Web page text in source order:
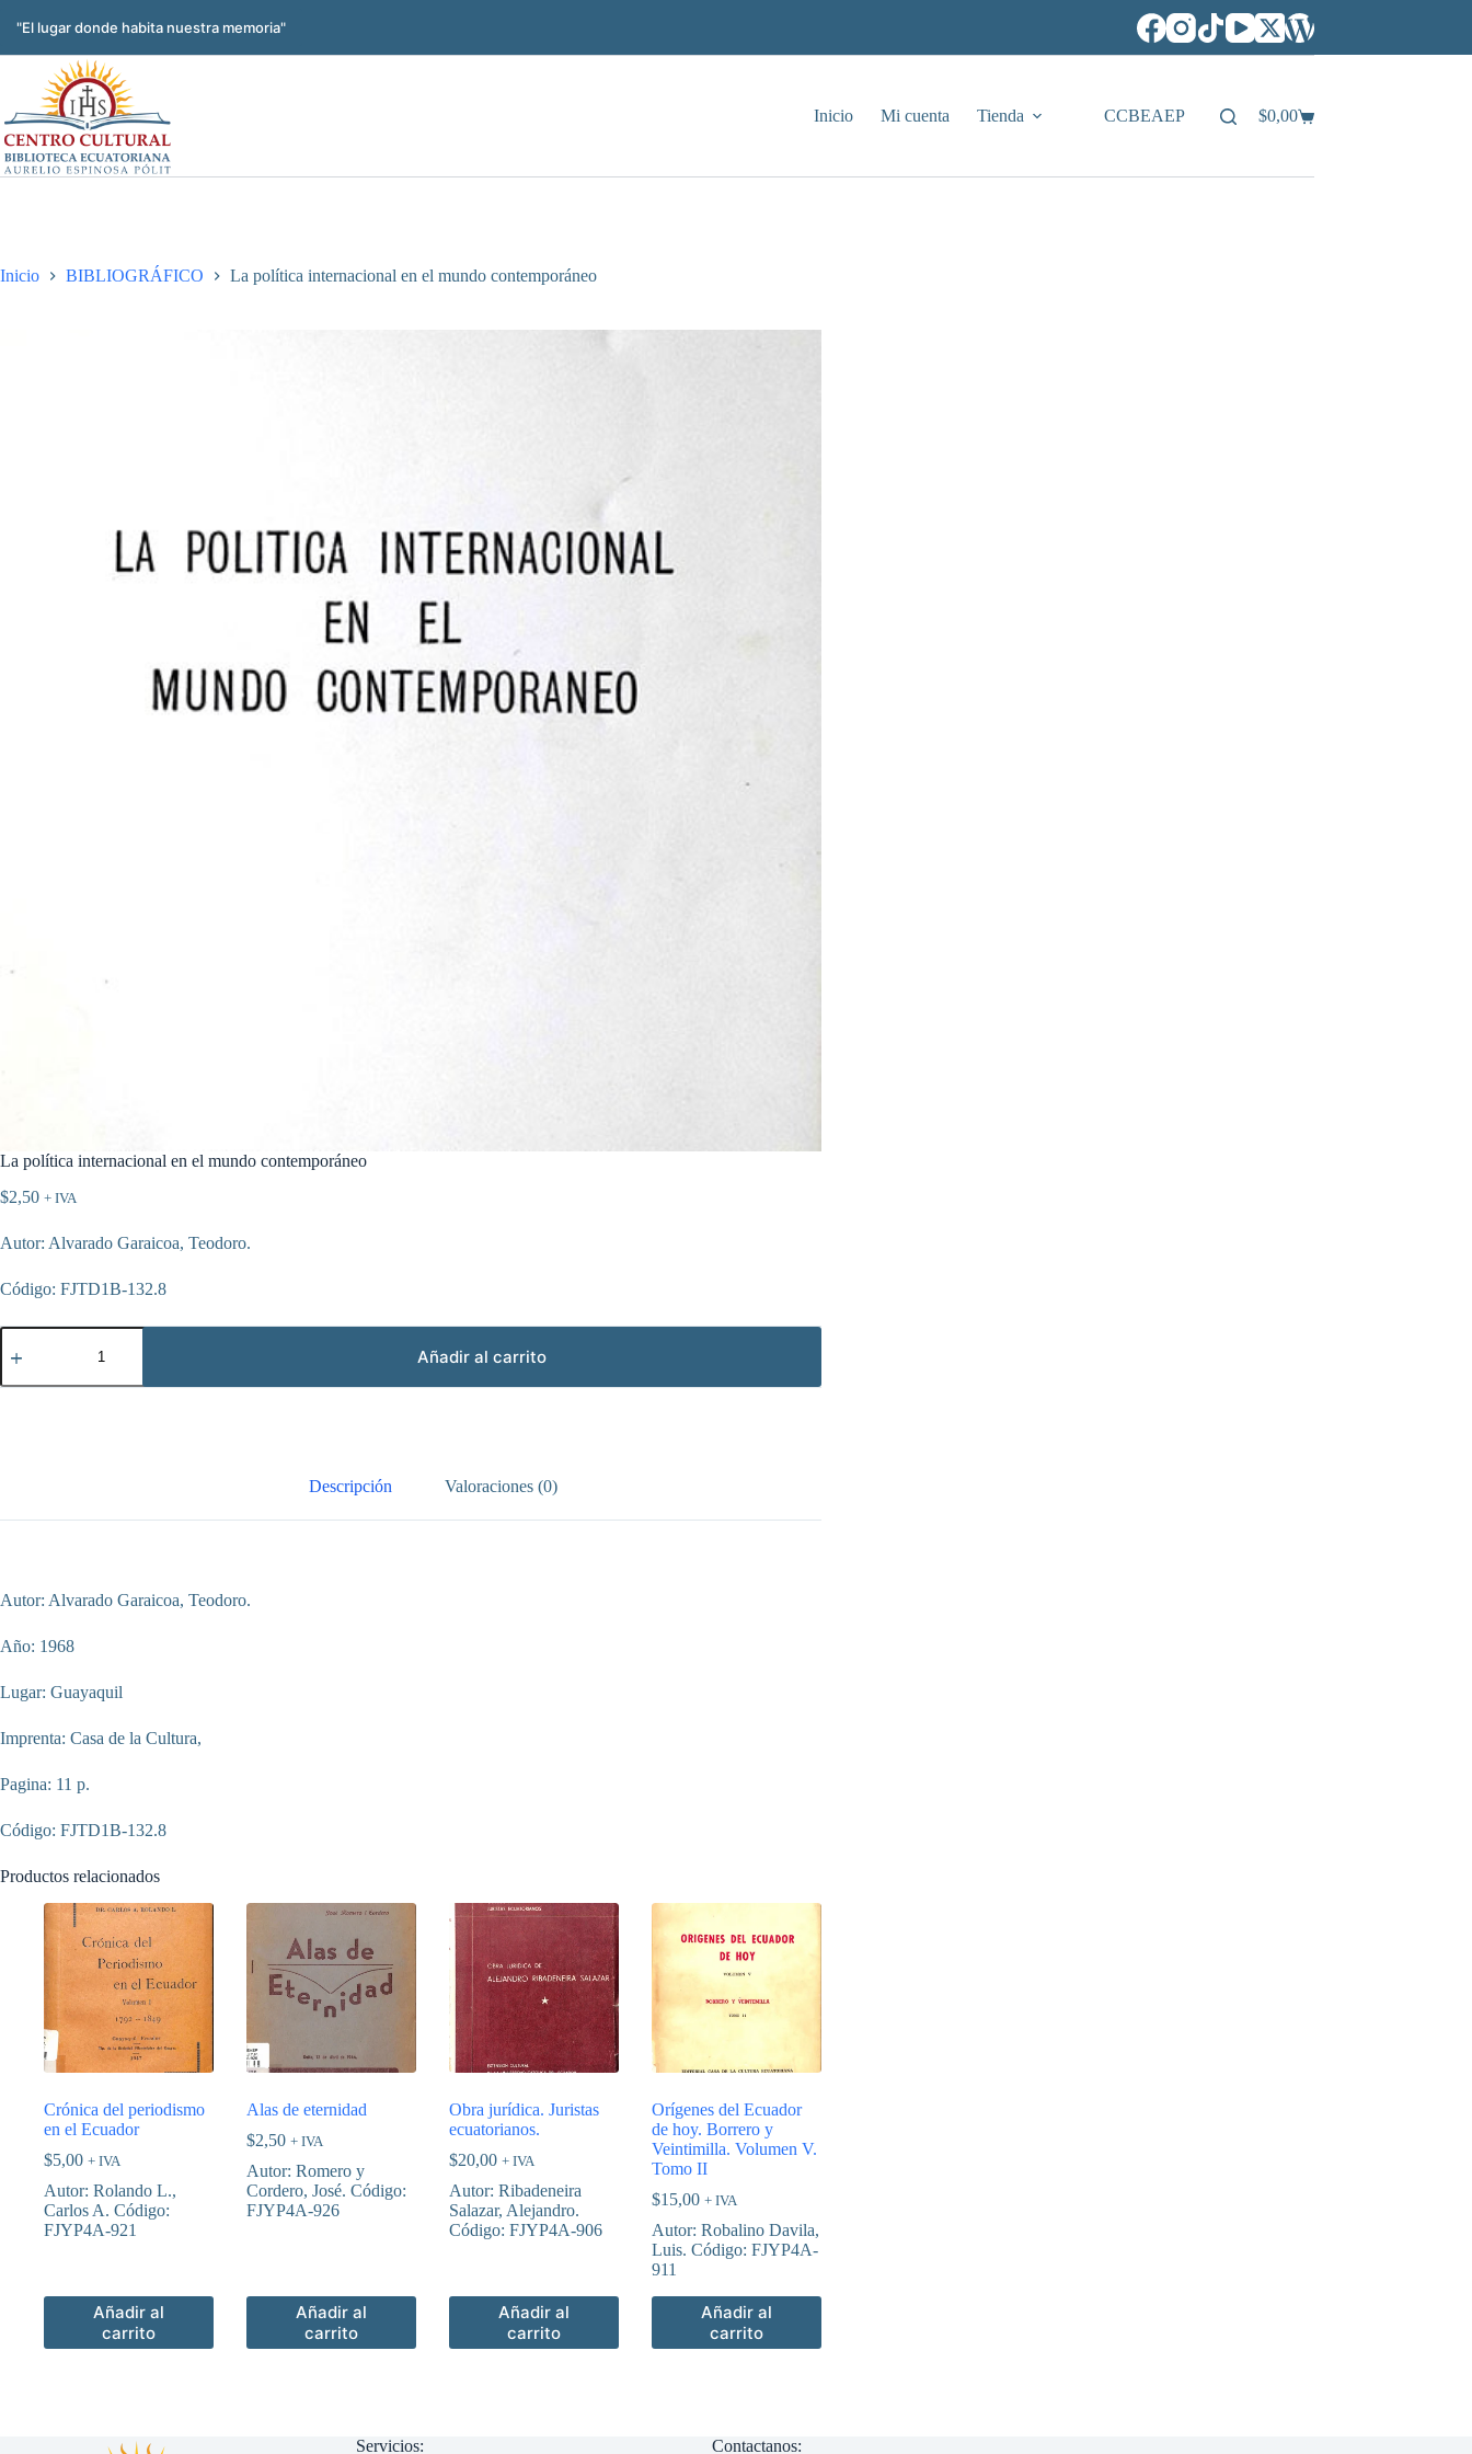
"El lugar donde habita nuestra memoria"
Inicio Mi cuenta Tienda CCBEAEP
Carro
$0,00
Inicio BIBLIOGRÁFICO La política internacional en el mundo contemporáneo
La política internacional en el mundo contemporáneo
$2,50 + IVA
Autor: Alvarado Garaicoa, Teodoro.
Código: FJTD1B-132.8
La
política
en
Añadir al carrito
Descripción Valoraciones (0)
Autor: Alvarado Garaicoa, Teodoro.
Año: 1968
Lugar: Guayaquil
Imprenta: Casa de la Cultura,
Pagina: 11 p.
Código: FJTD1B-132.8
Productos relacionados
Crónica del periodismo
en el Ecuador
$5,00 + IVA
Autor: Rolando L.,
Carlos A. Código:
FJYP4A-921
Añadir al
carrito
Alas de eternidad
$2,50 + IVA
Autor: Romero y
Cordero, José. Código:
FJYP4A-926
Añadir al
carrito
Obra jurídica. Juristas
ecuatorianos.
$20,00 + IVA
Autor: Ribadeneira
Salazar, Alejandro.
Código: FJYP4A-906
Añadir al
carrito
Orígenes del Ecuador
de hoy. Borrero y
Veintimilla. Volumen V.
Tomo II
$15,00 + IVA
Autor: Robalino Davila,
Luis. Código: FJYP4A-
911
Añadir al
carrito
Servicios: Contactanos: